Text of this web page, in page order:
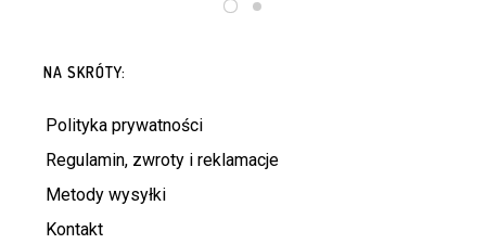
NA SKRÓTY:
Polityka prywatności
Regulamin, zwroty i reklamacje
Metody wysyłki
Kontakt